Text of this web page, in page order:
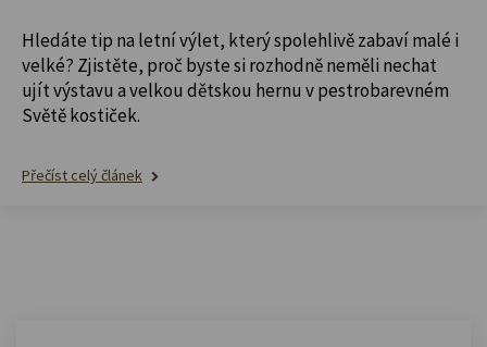
Hledáte tip na letní výlet, který spolehlivě zabaví malé i
velké? Zjistěte, proč byste si rozhodně neměli nechat
ujít výstavu a velkou dětskou hernu v pestrobarevném
Světě kostiček.
Přečíst celý článek